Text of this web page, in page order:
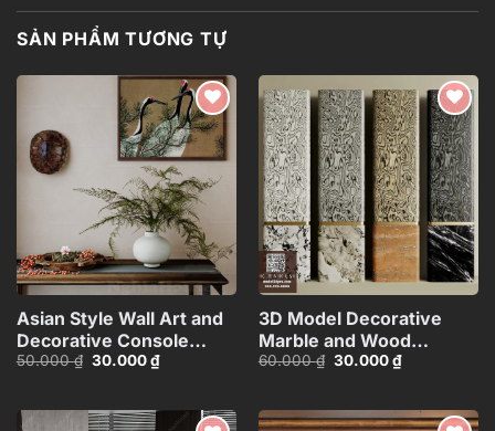
SẢN PHẨM TƯƠNG TỰ
Add to
wishlist
Asian Style Wall Art and
Decorative Console
Table_101474081
50.000₫ Giá
30.000₫Giá
hiện
30.000 ₫.
Add to
wishlist
3D Model Decorative
Marble and Wood
Texture
CR
60.000₫ Giá
30.000₫Giá
hiện
30.000 ₫.